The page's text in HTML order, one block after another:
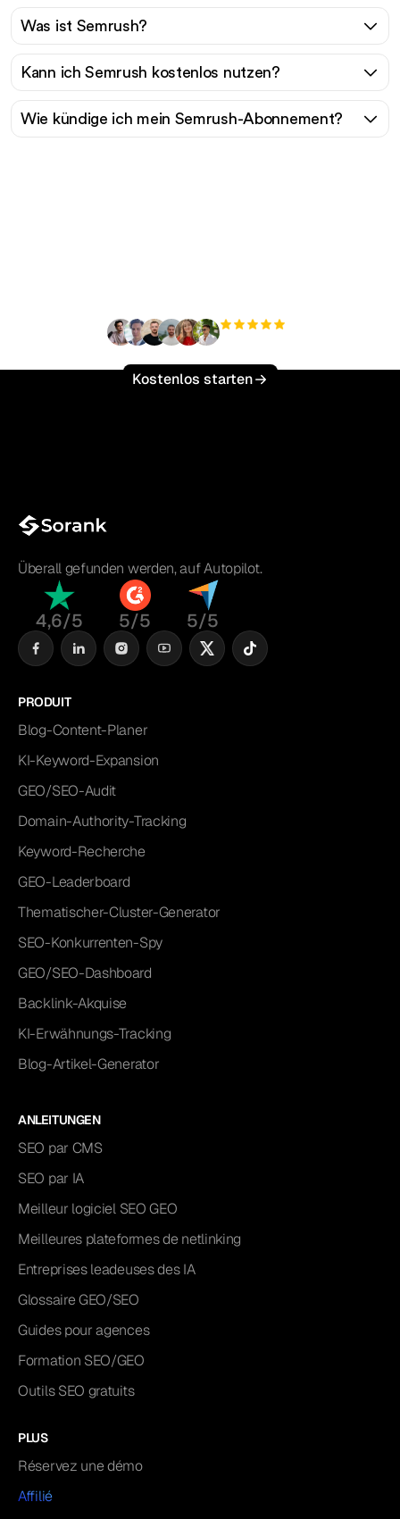
Was ist Semrush?
Kann ich Semrush kostenlos nutzen?
Wie kündige ich mein Semrush-Abonnement?
Kostenlos starten
Überall gefunden werden, auf Autopilot.
4,6/5 5/5 5/5
PRODUIT
Blog-Content-Planer
KI-Keyword-Expansion
GEO/SEO-Audit
Domain-Authority-Tracking
Keyword-Recherche
GEO-Leaderboard
Thematischer-Cluster-Generator
SEO-Konkurrenten-Spy
GEO/SEO-Dashboard
Backlink-Akquise
KI-Erwähnungs-Tracking
Blog-Artikel-Generator
ANLEITUNGEN
SEO par CMS
SEO par IA
Meilleur logiciel SEO GEO
Meilleures plateformes de netlinking
Entreprises leadeuses des IA
Glossaire GEO/SEO
Guides pour agences
Formation SEO/GEO
Outils SEO gratuits
PLUS
Réservez une démo
Affilié